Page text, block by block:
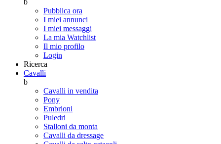
b
Pubblica ora
I miei annunci
I miei messaggi
La mia Watchlist
Il mio profilo
Login
Ricerca
Cavalli
b
Cavalli in vendita
Pony
Embrioni
Puledri
Stalloni da monta
Cavalli da dressage